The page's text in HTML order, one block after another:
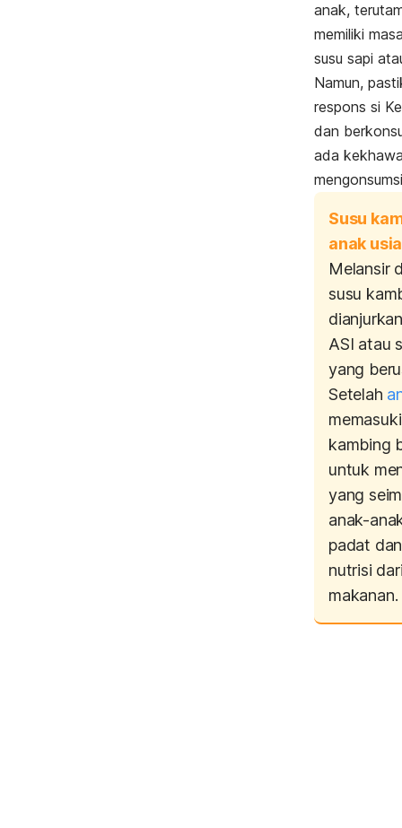
anak,
memiliki
susu sapi
Namun,
respons si
dan
ada
Susu
anak
Melansir
susu
ASI atau
yang
Setelah
kambing
untuk
yang
anak-
padat
nutrisi
makanan.